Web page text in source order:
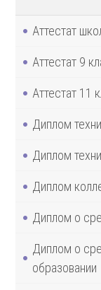
Аттестат
Аттестат 9
Аттестат 11
Диплом
Диплом
Диплом
Диплом о
Диплом о
образовании